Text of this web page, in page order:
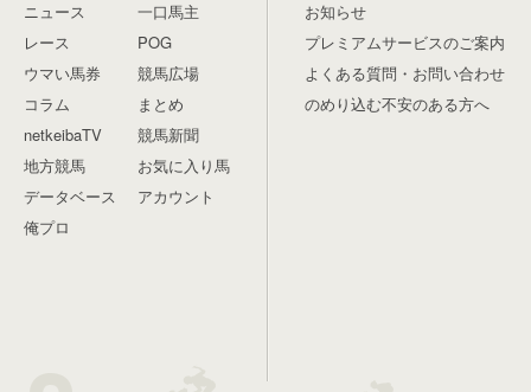
ニュース
レース
ウマい馬券
コラム
netkeibaTV
地方競馬
データベース
俺プロ
一口馬主
POG
競馬広場
まとめ
競馬新聞
お気に入り馬
アカウント
お知らせ
プレミアムサービスのご案内
よくある質問・お問い合わせ
のめり込む不安のある方へ